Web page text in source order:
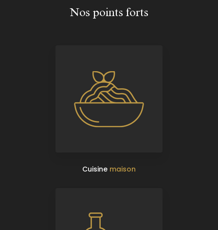
Nos points forts
Cuisine maison